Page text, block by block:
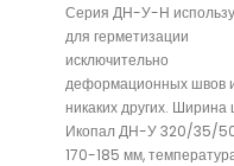
Серия ДН-У-Н
для герметизации
исключительно
деформационных швов
никаких других. Ширина
Икопал ДН-У 320/35/
170-185 мм,